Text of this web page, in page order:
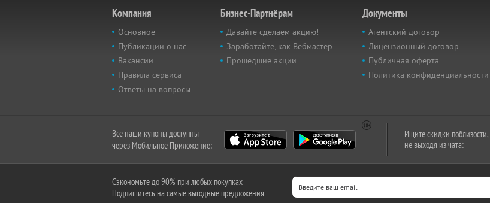
Компания
Основное
Публикации о нас
Вакансии
Правила сервиса
Ответы на вопросы
Бизнес-Партнёрам
Давайте сделаем акцию!
Заработайте, как Вебмастер
Прошедшие акции
Документы
Агентский договор
Лицензионный договор
Публичная оферта
Политика конфиденциальности
Все наши купоны доступны
через Мобильное Приложение:
Ищите скидки поблизости,
не выходя из чата:
Сэкономьте до 90% при любых покупках
Подпишитесь на самые выгодные предложения